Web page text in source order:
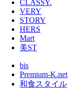
CLASSY.
VERY
STORY
HERS
Mart
美ST
bis
Premium-K.net
和食スタイル